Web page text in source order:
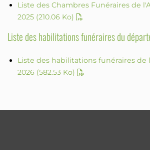
Liste des Chambres Funéraires de
2025 (210.06 Ko)
Liste des habilitations funéraires du
Liste des habilitations funéraires de
2026 (582.53 Ko)